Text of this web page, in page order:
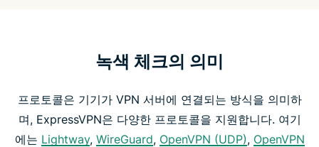
녹색 체크의 의미
프로토콜은 기기가 VPN 서버에 연결되는 방식을 의미하
며, ExpressVPN은 다양한 프로토콜을 지원합니다. 여기
에는 Lightway, WireGuard, OpenVPN (UDP), OpenVPN